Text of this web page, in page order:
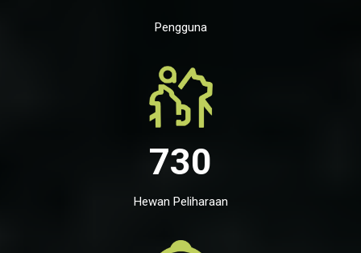
Pengguna
730
Hewan Peliharaan